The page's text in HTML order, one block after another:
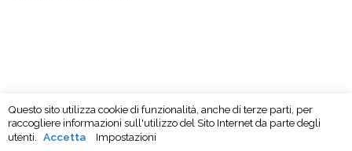
Questo sito utilizza cookie di funzionalità, anche di terze parti, per
raccogliere informazioni sull'utilizzo del Sito Internet da parte degli
utenti.
Accetta Impostazioni